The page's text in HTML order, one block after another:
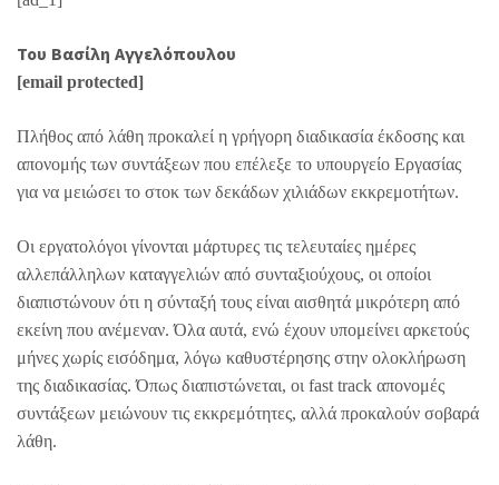
Του Βασίλη Αγγελόπουλου
[email protected]
Πλήθος από λάθη προκαλεί η γρήγορη διαδικασία έκδοσης και
απονομής των συντάξεων που επέλεξε το υπουργείο Εργασίας
για να μειώσει το στοκ των δεκάδων χιλιάδων εκκρεμοτήτων.
Οι εργατολόγοι γίνονται μάρτυρες τις τελευταίες ημέρες
αλλεπάλληλων καταγγελιών από συνταξιούχους, οι οποίοι
διαπιστώνουν ότι η σύνταξή τους είναι αισθητά μικρότερη από
εκείνη που ανέμεναν. Όλα αυτά, ενώ έχουν υπομείνει αρκετούς
μήνες χωρίς εισόδημα, λόγω καθυστέρησης στην ολοκλήρωση
της διαδικασίας. Όπως διαπιστώνεται, οι fast track απονομές
συντάξεων μειώνουν τις εκκρεμότητες, αλλά προκαλούν σοβαρά
λάθη.